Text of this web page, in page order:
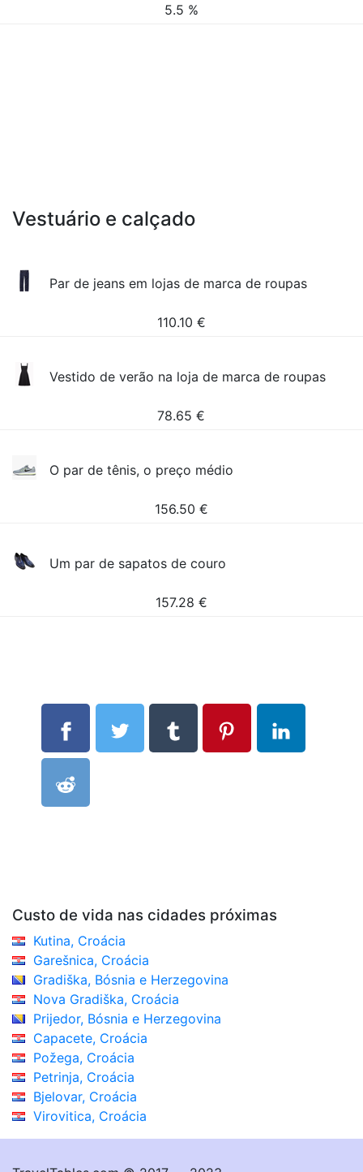
5.5 %
Vestuário e calçado
Par de jeans em lojas de marca de roupas
110.10 €
Vestido de verão na loja de marca de roupas
78.65 €
O par de tênis, o preço médio
156.50 €
Um par de sapatos de couro
157.28 €
Custo de vida nas cidades próximas
Kutina, Croácia
Garešnica, Croácia
Gradiška, Bósnia e Herzegovina
Nova Gradiška, Croácia
Prijedor, Bósnia e Herzegovina
Capacete, Croácia
Požega, Croácia
Petrinja, Croácia
Bjelovar, Croácia
Virovitica, Croácia